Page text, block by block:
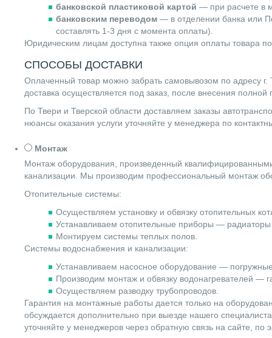
банковской пластиковой картой — при расчете в
банковским переводом — в отделении банка или
составлять 1-3 дня с момента оплаты).
Юридическим лицам доступна также опция оплаты товара
СПОСОБЫ ДОСТАВКИ
Оплаченный товар можно забрать самовывозом по адресу г.
доставка осуществляется под заказ, после внесения полной
По Твери и Тверской области доставляем заказы
нюансы оказания услуги уточняйте у менеджера по
Монтаж
Монтаж оборудования, произведенный
канализации. Мы производим профессиональный монтаж
Отопительные системы:
Осуществляем установку и обвязку отопительных
Устанавливаем отопительные приборы —
Монтируем системы теплых полов.
Системы водоснабжения и канализации:
Устанавливаем насосное оборудование —
Производим монтаж и обвязку водонагревателей —
Осуществляем разводку трубопроводов.
Гарантия на монтажные работы дается только на
обсуждается дополнительно при выезде нашего
уточняйте у менеджеров через обратную связь на сайте,